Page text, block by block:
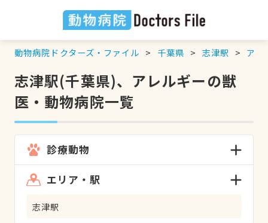
動物病院ドクターズ・ファイル 千葉県 志津駅 アレ
志津駅(千葉県)、アレルギーの獣
医・動物病院一覧
診療動物
エリア・駅
志津駅